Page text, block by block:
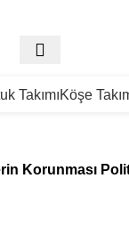
TakımıKöşe
Korunması